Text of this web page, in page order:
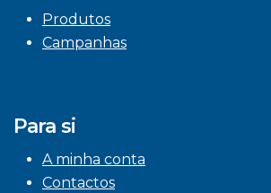
Produtos
Campanhas
Para si
A minha conta
Contactos